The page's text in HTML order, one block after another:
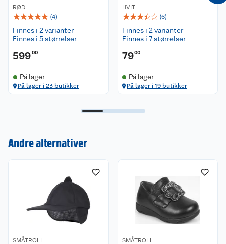
RØD
☆☆☆☆☆ (4)
Finnes i 2 varianter
Finnes i 5 størrelser
59900
På lager
På lager i 23 butikker
HVIT
☆☆☆☆☆ (6)
Finnes i 2 varianter
Finnes i 7 størrelser
7900
På lager
På lager i 19 butikker
Andre alternativer
SMÅTROLL SMÅTROLL
Om oss
Våre butikker
Kontakt oss
Angre- og returrett
Reklamasjon og garanti